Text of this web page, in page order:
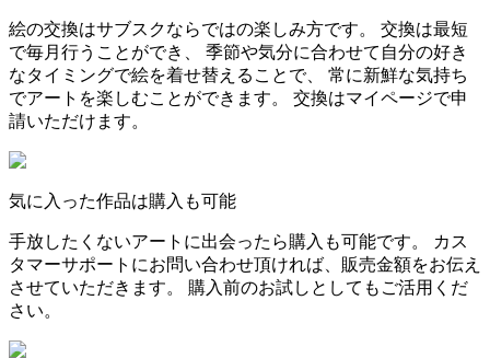
絵の交換はサブスクならではの楽しみ方です。 交換は最短
で毎月行うことができ、 季節や気分に合わせて自分の好き
なタイミングで絵を着せ替えることで、 常に新鮮な気持ち
でアートを楽しむことができます。 交換はマイページで申
請いただけます。
気に入った作品は購入も可能
手放したくないアートに出会ったら購入も可能です。 カス
タマーサポートにお問い合わせ頂ければ、販売金額をお伝え
させていただきます。 購入前のお試しとしてもご活用くだ
さい。